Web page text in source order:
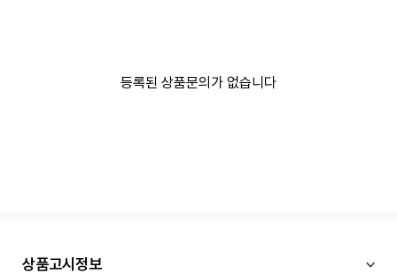
등록된 상품문의가 없습니다
상품고시정보